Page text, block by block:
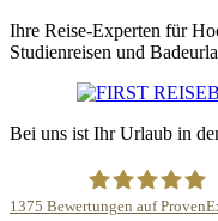
Ihre Reise-Experten für
Studienreisen und
Bei uns ist Ihr Urlaub in
1375 Bewertungen auf